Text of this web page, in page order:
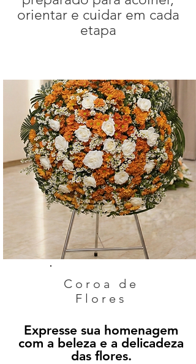
orientar e cuidar em cada
etapa
Coroa de
Flores
Expresse sua homenagem
com a beleza e a delicadeza
das flores.